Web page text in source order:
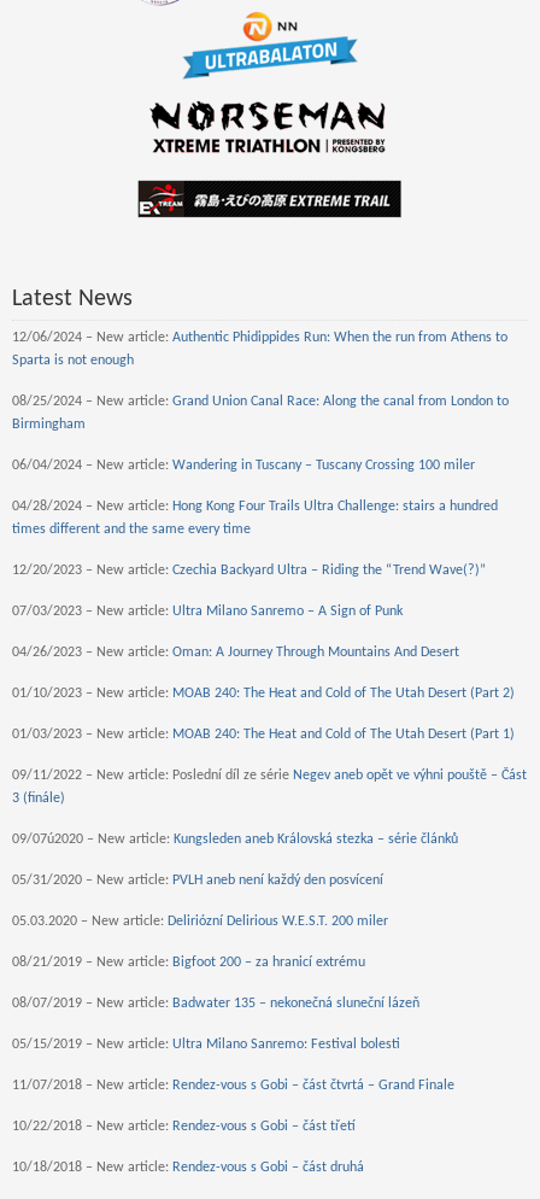
Latest News
12/06/2024 – New article: Authentic Phidippides Run: When the run from Athens to
Sparta is not enough
08/25/2024 – New article: Grand Union Canal Race: Along the canal from London to
Birmingham
06/04/2024 – New article: Wandering in Tuscany – Tuscany Crossing 100 miler
04/28/2024 – New article: Hong Kong Four Trails Ultra Challenge: stairs a hundred
times different and the same every time
12/20/2023 – New article: Czechia Backyard Ultra – Riding the “Trend Wave(?)”
07/03/2023 – New article: Ultra Milano Sanremo – A Sign of Punk
04/26/2023 – New article: Oman: A Journey Through Mountains And Desert
01/10/2023 – New article: MOAB 240: The Heat and Cold of The Utah Desert (Part 2)
01/03/2023 – New article: MOAB 240: The Heat and Cold of The Utah Desert (Part 1)
09/11/2022 – New article: Poslední díl ze série Negev aneb opět ve výhni pouště – Část
3 (finále)
09/07ú2020 – New article: Kungsleden aneb Královská stezka – série článků
05/31/2020 – New article: PVLH aneb není každý den posvícení
05.03.2020 – New article: Deliriózní Delirious W.E.S.T. 200 miler
08/21/2019 – New article: Bigfoot 200 – za hranicí extrému
08/07/2019 – New article: Badwater 135 – nekonečná sluneční lázeň
05/15/2019 – New article: Ultra Milano Sanremo: Festival bolesti
11/07/2018 – New article: Rendez-vous s Gobi – část čtvrtá – Grand Finale
10/22/2018 – New article: Rendez-vous s Gobi – část třetí
10/18/2018 – New article: Rendez-vous s Gobi – část druhá